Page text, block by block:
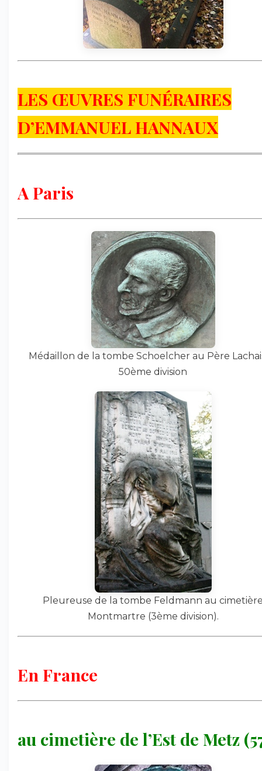
LES ŒUVRES FUNÉRAIRES
D’EMMANUEL HANNAUX
A Paris
Médaillon de la tombe Schoelcher au Père
50ème division
Pleureuse de la tombe Feldmann au
Montmartre (3ème division).
En France
au cimetière de l’Est de Metz